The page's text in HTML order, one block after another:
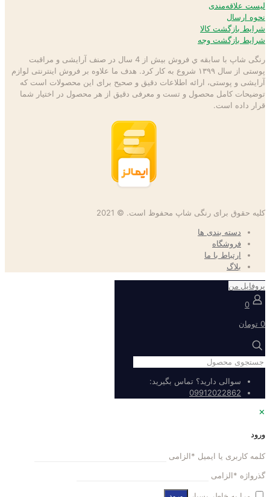
لیست علاقه‌مندی
نحوه ارسال
شرایط بازگشت کالا
شرایط بازگشت وجه
رنگی شاپ با سابقه ي فروش بیش از 4 سال در صنف آرایشی و مراقبت
پوستی از سال ۱۳۹۹ شروع به كار كرد. هدف ما علاوه بر فروش اینترنتی لوازم
آرایشی و پوستی، ارائه اطلاعات دقیق و صحیح برای این محصولات است كه
توضيحات كامل محصول و تست و معرفی دقیق از هر محصول در اختيار شما
قرار داده است.
کلیه حقوق برای رنگی شاپ محفوظ است. © 2021
دسته بندی ها
فروشگاه
ارتباط با ما
بلاگ
پروفایل من
0
0 تومان
سوالی دارید؟ تماس بگیرید:
09912022862
✕
ورود
کلمه کاربری یا ایمیل *الزامی
گذرواژه *الزامی